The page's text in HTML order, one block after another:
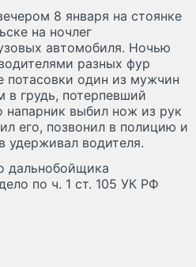
8 января на стоянке
на ночлег
автомобиля. Ночью
разных фур
потасовки один из мужчин
в грудь, потерпевший
напарник выбил нож из рук
его, позвонил в полицию и
удерживал водителя.
дальнобойщика
по ч. 1 ст. 105 УК РФ